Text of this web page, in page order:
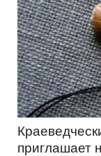
приглашает